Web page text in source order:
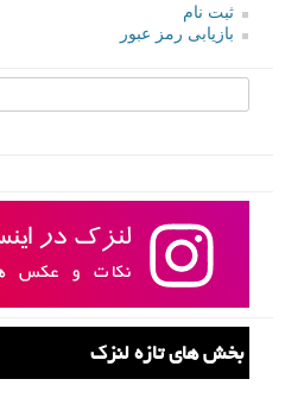
ثبت نام
بازیابی رمز عبور
بخش های تازه لنزک